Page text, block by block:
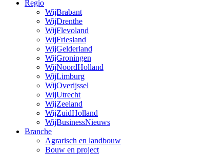
Regio
WijBrabant
WijDrenthe
WijFlevoland
WijFriesland
WijGelderland
WijGroningen
WijNoordHolland
WijLimburg
WijOverijssel
WijUtrecht
WijZeeland
WijZuidHolland
WijBusinessNieuws
Branche
Agrarisch en landbouw
Bouw en project